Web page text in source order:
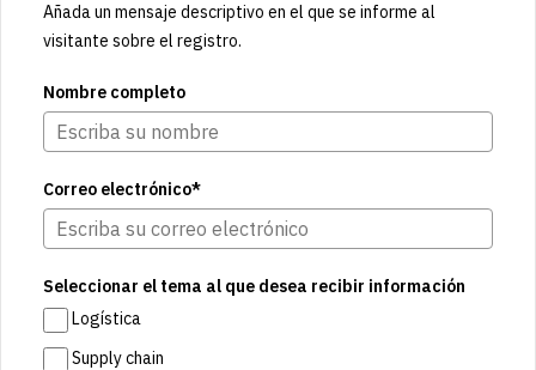
Añada un mensaje descriptivo en el que se informe al
visitante sobre el registro.
Nombre completo
Correo electrónico*
Seleccionar el tema al que desea recibir información
Logística
Supply chain